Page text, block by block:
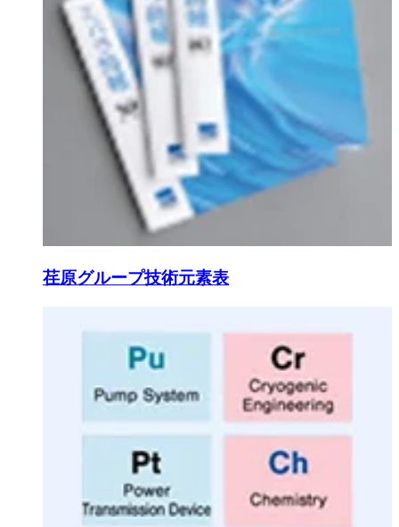
荏原グループ技術元素表